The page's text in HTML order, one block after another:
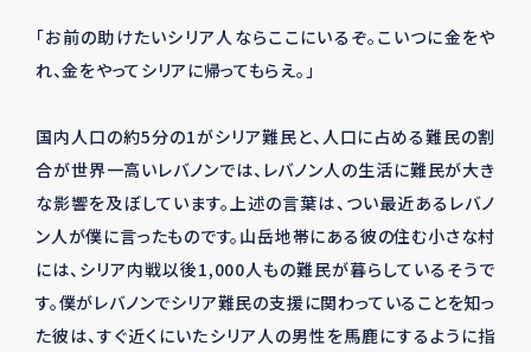
「お前の助けたいシリア人ならここにいるぞ。こいつに金をや
れ、金をやってシリアに帰ってもらえ。」
国内人口の約5分の1がシリア難民と、人口に占める難民の割
合が世界一高いレバノンでは、レバノン人の生活に難民が大き
な影響を及ぼしています。上述の言葉は、つい最近あるレバノ
ン人が僕に言ったものです。山岳地帯にある彼の住む小さな村
には、シリア内戦以後1,000人もの難民が暮らしているそうで
す。僕がレバノンでシリア難民の支援に関わっていることを知っ
た彼は、すぐ近くにいたシリア人の男性を馬鹿にするように指